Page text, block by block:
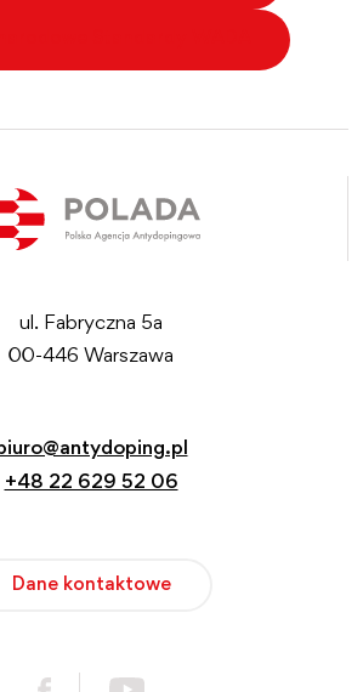
ul. Fabryczna 5a
00-446 Warszawa
+48 22 629 52 06
Dane kontaktowe